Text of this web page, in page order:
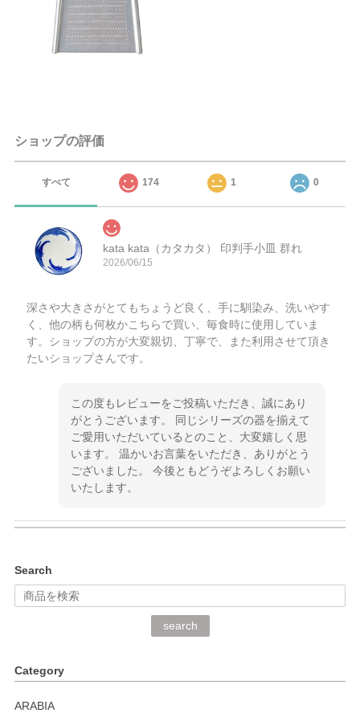
ショップの評価
すべて 174 1 0
kata kata（カタカタ） 印判手小皿 群れ
2026/06/15
深さや大きさがとてもちょうど良く、手に馴染み、洗いやす
く、他の柄も何枚かこちらで買い、毎食時に使用していま
す。ショップの方が大変親切、丁寧で、また利用させて頂き
たいショップさんです。
この度もレビューをご投稿いただき、誠にあり
がとうございます。 同じシリーズの器を揃えて
ご愛用いただいているとのこと、大変嬉しく思
います。 温かいお言葉をいただき、ありがとう
ございました。 今後ともどうぞよろしくお願い
いたします。
深さや大きさがとてもちょうど良く、手に馴染み、洗いやす
く、他の柄も何枚かこちらで買い、毎食時に使用していま
く交換して下さいました。
Search
search
Category
ARABIA